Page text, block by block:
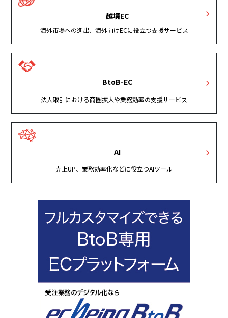
越境EC
海外市場への進出、海外向けECに役立つ支援サービス
BtoB-EC
法人取引における商圏拡大や業務効率の支援サービス
AI
売上UP、業務効率化などに役立つAIツール